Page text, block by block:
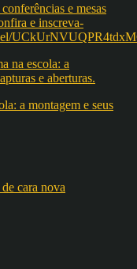
e mesas
e inscreva-
a montagem e seus